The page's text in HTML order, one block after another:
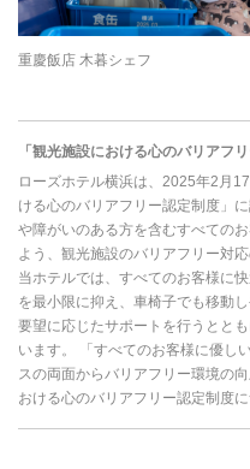
重慶飯店 木暮シェフ
「観光施設における心のバリアフ
ローズホテル横浜は、2025年2月
ける心のバリアフリー認定制度」
や障がいのある方を含むすべての
よう、観光施設のバリアフリー対
当ホテルでは、すべてのお客様に
を最小限に抑え、車椅子でも移動
要望に応じたサポートを行うとと
います。 「すべてのお客様に優し
スの両面からバリアフリー環境の
おける心のバリアフリー認定制度